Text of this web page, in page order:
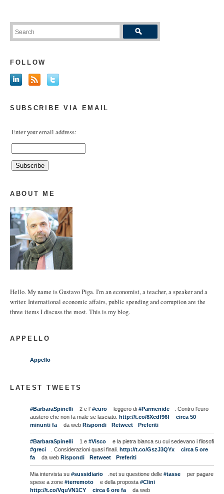
FOLLOW
SUBSCRIBE VIA EMAIL
Enter your email address:
ABOUT ME
Hello. My name is Gustavo Piga. I'm an economist, a teacher, a speaker and a
writer. International economic affairs, public spending and corruption are the
three items I discuss the most. This is my blog.
APPELLO
Appello
LATEST TWEETS
#BarbaraSpinelli 2 e l’ #euro leggero di #Parmenide
. Contro l'euro
austero che non fa male se lasciato. http://t.co/8Xcdf96f
circa 50
minunti fa
da web Rispondi Retweet Preferiti
#BarbaraSpinelli 1 e #Visco
e la pietra bianca su cui sedevano i filosofi
#greci
. Considerazioni quasi finali. http://t.co/GszJ3QYx
circa 5 ore
fa
da web Rispondi Retweet Preferiti
Mia intervista su #sussidiario .net su questione delle #tasse
per pagare
spese a zone #terremoto e della proposta #Clini
http://t.co/VquVN1CY
circa 6 ore fa
da web